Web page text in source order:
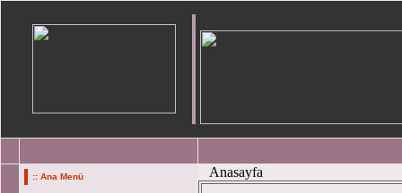
:: Ana Menü Anasayfa